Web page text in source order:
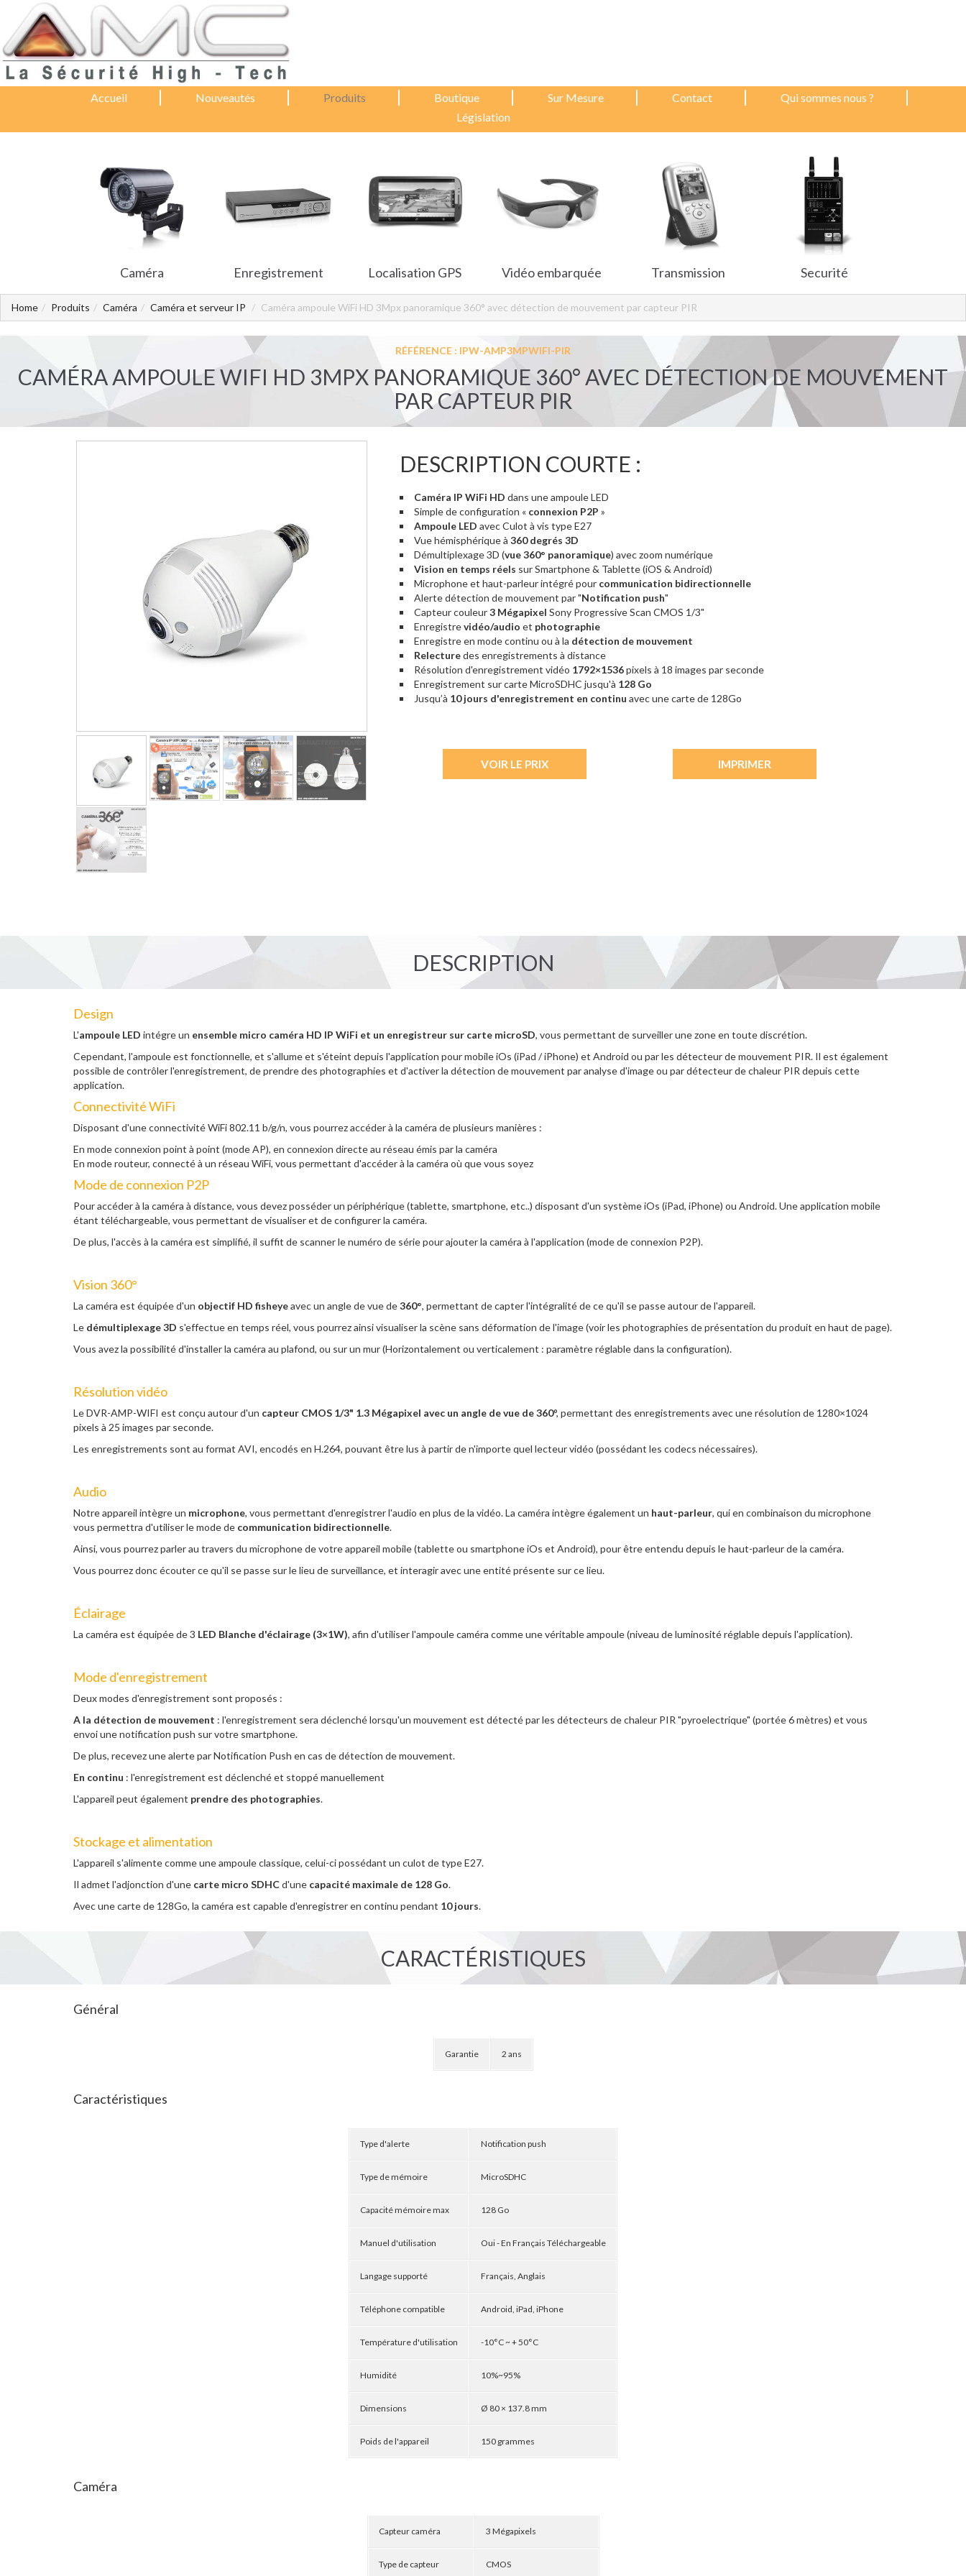
Accueil Nouveautés Produits Boutique Sur Mesure Contact
Qui sommes nous ?
Législation
Caméra Enregistrement Localisation GPS Vidéo embarquée Transmission Securité
Home Produits Caméra Caméra et serveur IP Caméra ampoule WiFi HD 3Mpx panoramique 360° avec détection de mouvement par capteur PIR
RÉFÉRENCE : IPW-AMP3MPWIFI-PIR
CAMÉRA AMPOULE WIFI HD 3MPX PANORAMIQUE 360° AVEC DÉTECTION DE MOUVEMENT
PAR CAPTEUR PIR
DESCRIPTION COURTE :
Caméra IP WiFi HD dans une ampoule LED
Simple de configuration « connexion P2P »
Ampoule LED avec Culot à vis type E27
Vue hémisphérique à 360 degrés 3D
Démultiplexage 3D (vue 360° panoramique) avec zoom numérique
Vision en temps réels sur Smartphone & Tablette (iOS & Android)
Microphone et haut-parleur intégré pour communication bidirectionnelle
Alerte détection de mouvement par "Notification push"
Capteur couleur3 Mégapixel Sony Progressive Scan CMOS 1/3"
Enregistrevidéo/audio et photographie
Enregistre en mode continu ou à la détection de mouvement
Relecturedes enregistrements à distance
Résolution d'enregistrement vidéo 1792×1536pixels à 18 images par seconde
Enregistrement sur carte MicroSDHC jusqu'à 128 Go
Jusqu’à 10 jours d'enregistrement en continu avec une carte de 128Go
VOIR LE PRIX IMPRIMER
DESCRIPTION
Design
L'ampoule LED intégre un ensemble micro caméra HD IP WiFi et un enregistreur sur carte microSD, vous permettant de surveiller une zone en toute discrétion.
Cependant, l'ampoule est fonctionnelle, et s'allume et s'éteint depuis l'application pour mobile iOs (iPad / iPhone) et Android ou par les détecteur de mouvement PIR. Il est également
possible de contrôler l'enregistrement, de prendre des photographies et d'activer la détection de mouvement par analyse d'image ou par détecteur de chaleur PIR depuis cette
application.
Connectivité WiFi
Disposant d'une connectivité WiFi 802.11 b/g/n, vous pourrez accéder à la caméra de plusieurs manières :
En mode connexion point à point (mode AP), en connexion directe au réseau émis par la caméra
En mode routeur, connecté à un réseau WiFi, vous permettant d'accéder à la caméra où que vous soyez
Mode de connexion P2P
Pour accéder à la caméra à distance, vous devez posséder un périphérique (tablette, smartphone, etc..) disposant d'un système iOs (iPad, iPhone) ou Android. Une application mobile
étant téléchargeable, vous permettant de visualiser et de configurer la caméra.
De plus, l'accès à la caméra est simplifié, il suffit de scanner le numéro de série pour ajouter la caméra à l'application (mode de connexion P2P).
Vision 360°
La caméra est équipée d'un objectif HD fisheyeavec un angle de vue de360°, permettant de capter l'intégralité de ce qu'il se passe autour de l'appareil.
Le démultiplexage 3D s'effectue en temps réel, vous pourrez ainsi visualiser la scène sans déformation de l'image (voir les photographies de présentation du produit en haut de page).
Vous avez la possibilité d'installer la caméra au plafond, ou sur un mur (Horizontalement ou verticalement : paramètre réglable dans la configuration).
Résolution vidéo
Le DVR-AMP-WIFI est conçu autour d'un capteur CMOS 1/3" 1.3 Mégapixel avec un angle de vue de 360°, permettant des enregistrements avec une résolution de 1280×1024
pixels à 25 images par seconde.
Les enregistrements sont au format AVI, encodés en H.264, pouvant être lus à partir de n'importe quel lecteur vidéo (possédant les codecs nécessaires).
Audio
Notre appareil intègre un microphone, vous permettant d'enregistrer l'audio en plus de la vidéo. La caméra intègre également un haut-parleur, qui en combinaison du microphone
vous permettra d'utiliser le mode de communication bidirectionnelle.
Ainsi, vous pourrez parler au travers du microphone de votre appareil mobile (tablette ou smartphone iOs et Android), pour être entendu depuis le haut-parleur de la caméra.
Vous pourrez donc écouter ce qu'il se passe sur le lieu de surveillance, et interagir avec une entité présente sur ce lieu.
Éclairage
La caméra est équipée de 3 LED Blanche d'éclairage (3×1W), afin d'utiliser l'ampoule caméra comme une véritable ampoule (niveau de luminosité réglable depuis l'application).
Mode d'enregistrement
Deux modes d'enregistrement sont proposés :
A la détection de mouvement : l'enregistrement sera déclenché lorsqu'un mouvement est détecté par les détecteurs de chaleur PIR "pyroelectrique" (portée 6 mètres) et vous
envoi une notification push sur votre smartphone.
De plus, recevez une alerte par Notification Push en cas de détection de mouvement.
En continu : l'enregistrement est déclenché et stoppé manuellement
L'appareil peut également prendre des photographies.
Stockage et alimentation
L'appareil s'alimente comme une ampoule classique, celui-ci possédant un culot de type E27.
Il admet l'adjonction d'une carte micro SDHCd'une capacité maximale de 128 Go.
Avec une carte de 128Go, la caméra est capable d'enregistrer en continu pendant 10 jours.
CARACTÉRISTIQUES
Général
Garantie 2 ans
Caractéristiques
Type d'alerte Notification push
Type de mémoire MicroSDHC
Capacité mémoire max 128 Go
Manuel d'utilisation Oui - En Français Téléchargeable
Langage supporté Français, Anglais
Téléphone compatible Android, iPad, iPhone
Température d'utilisation -10°C ~ + 50°C
Humidité 10%~95%
Dimensions Ø 80 × 137.8 mm
Poids de l'appareil 150 grammes
Caméra
Capteur caméra 3 Mégapixels
Type de capteur CMOS